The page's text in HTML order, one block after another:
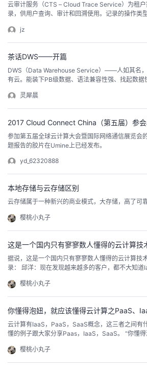
我
的
课
程
我
的
认
我
的
验
我
收
藏
的
技
术
支
我
的
云
声
议
云审计服务（CTS – Cloud Trace Service）为租
录，供用户查询、审计和回溯使用。记录的操作类
内部触发的操作。CTS 是满足用户专业认证以及
撑*** ，其具有以下功能： 资源变更审计：华为
jz
茶话DWS——开篇
DWS（Data Warehouse Service）——人如其名
有云。能装下PB级数据、语法兼容性强、找起数据
灵犀晨
2017 Cloud Connect China（第五届）参
参加第五届全球云计算大会暨国际网络通信展览会
题报告的胶片在Umine上已经发布。
yd_62320888
本地存储与云存储区别
云存储属于一种新兴的商业模式，大存储，高了可
樱桃小丸子
这是一个国内只有寥寥数人懂得的云计算技
据说，这是一个国内只有寥寥数人懂得的云计算技
录： 邱洋：现在发现越来越多的客户，都不大知
樱桃小丸子
你懂得泡妞，就应该懂得云计算之PaaS、
云计算有IaaS，PaaS，SaaS概念，这三者之间有
懂的例子跟大家分享Paas，IaaS，SaaS。 “你懂
近云计算的概念被炒得火热，这几个词经常看到，
其实理解并不难。
樱桃小丸子